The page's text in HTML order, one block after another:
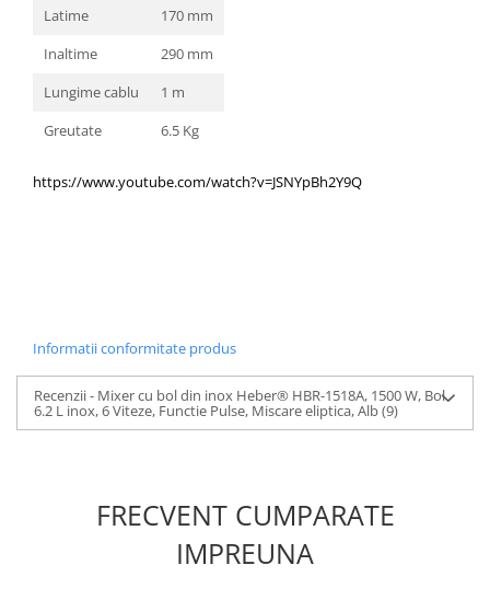
Latime
170 mm
Inaltime
290 mm
Lungime cablu
1 m
Greutate
6.5 Kg
https://www.youtube.com/watch?v=JSNYpBh2Y9Q
Informatii conformitate produs
Recenzii - Mixer cu bol din inox Heber® HBR-1518A, 1500 W, Bol
6.2 L inox, 6 Viteze, Functie Pulse, Miscare eliptica, Alb(9)
FRECVENT CUMPARATE
IMPREUNA